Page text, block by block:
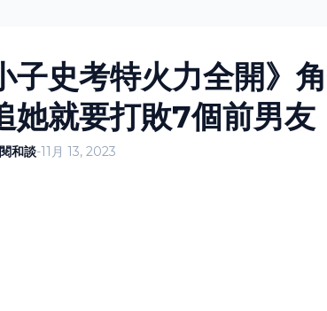
子史考特火力全開》
她就要打敗7個前男友
和談-11月 13, 2023